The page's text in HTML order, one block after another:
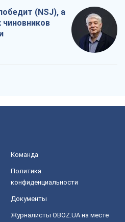
(NSJ), а
чиновников
Команда
Политика
конфиденциальности
Документы
Журналисты OBOZ.UA на месте